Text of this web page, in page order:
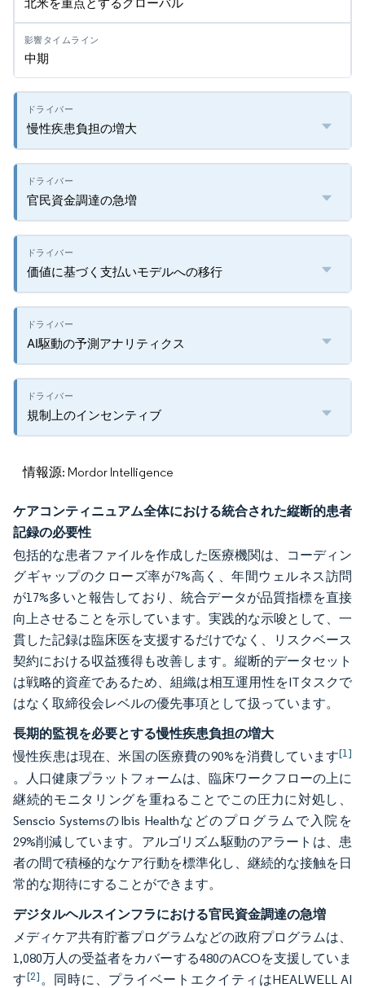
中期
慢性疾患負担の増大
官民資金調達の急増
価値に基づく支払いモデルへの移行
AI駆動の予測アナリティクス
規制上のインセンティブ
情報源: Mordor Intelligence
ケアコンティニュアム全体における統合された縦断的患者
記録の必要性
包括的な患者ファイルを作成した医療機関は、コーディン
グギャップのクローズ率が7%高く、年間ウェルネス訪問
が17%多いと報告しており、統合データが品質指標を直接
向上させることを示しています。実践的な示唆として、一
貫した記録は臨床医を支援するだけでなく、リスクベース
契約における収益獲得も改善します。縦断的データセット
は戦略的資産であるため、組織は相互運用性をITタスクで
はなく取締役会レベルの優先事項として扱っています。
長期的監視を必要とする慢性疾患負担の増大
慢性疾患は現在、米国の医療費の90%を消費しています[1]
。人口健康プラットフォームは、臨床ワークフローの上に
継続的モニタリングを重ねることでこの圧力に対処し、
Senscio SystemsのIbis Healthなどのプログラムで入院を
29%削減しています。アルゴリズム駆動のアラートは、患
者の間で積極的なケア行動を標準化し、継続的な接触を日
常的な期待にすることができます。
デジタルヘルスインフラにおける官民資金調達の急増
メディケア共有貯蓄プログラムなどの政府プログラムは、
1,080万人の受益者をカバーする480のACOを支援していま
す[2]。同時に、プライベートエクイティはHEALWELL AI